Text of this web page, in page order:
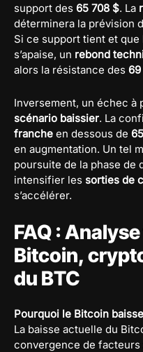
support des 65 708 $. La
déterminera la prévision
Si ce support tient et
s’apaise, un rebond
alors la résistance des
Inversement, un échec à
scénario baissier. La
franche en dessous de
en augmentation. Un tel
poursuite de la phase de
intensifier les sorties de
s’accélérer.
FAQ :
Bitcoin,
du BTC
Pourquoi le Bitcoin
La baisse actuelle du
convergence de facteurs